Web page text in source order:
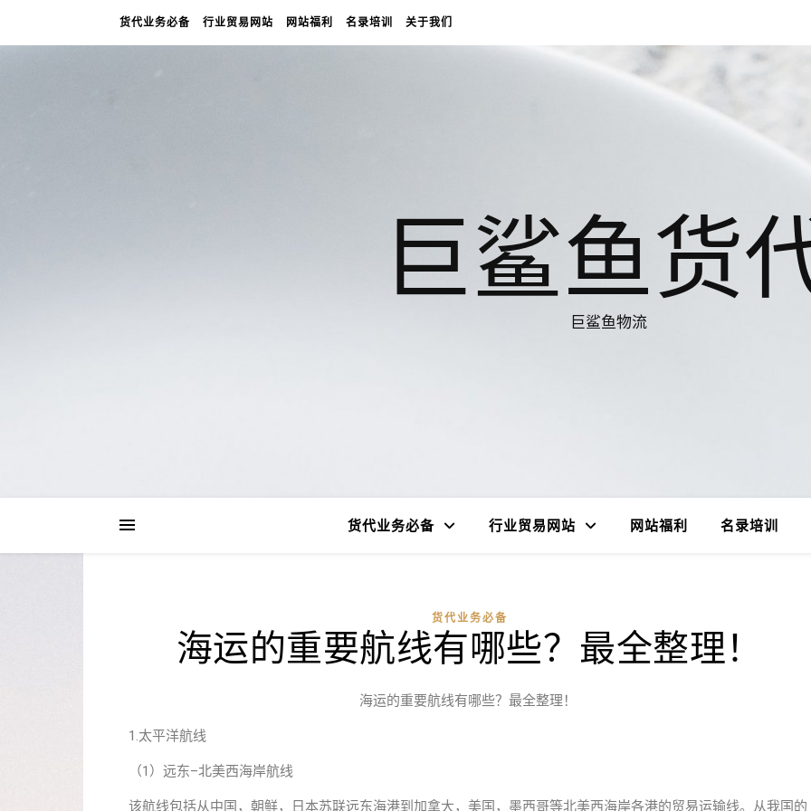
货代业务必备 行业贸易网站 网站福利 名录培训 关于我们
巨鲨鱼货
巨鲨鱼物流
货代业务必备 行业贸易网站 网站福利 名录培训
货代业务必备
海运的重要航线有哪些？最全整理！
海运的重要航线有哪些？最全整理！
1.太平洋航线
（1）远东–北美西海岸航线
该航线包括从中国，朝鲜，日本苏联远东海港到加拿大，美国，墨西哥等北美西海岸各港的贸易运输线。从我国的